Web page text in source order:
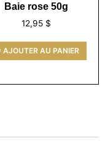
Baie rose 50g
12,95 $
AJOUTER AU PANIER